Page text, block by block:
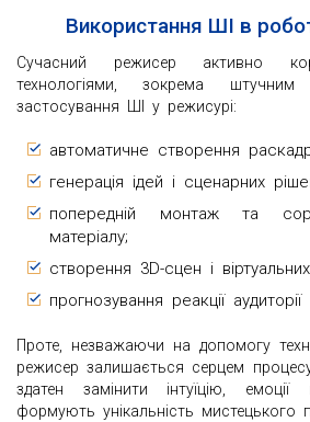
Використання ШІ в
Сучасний режисер активно
технологіями, зокрема штучним
застосування ШІ у режисурі:
автоматичне створення
генерація ідей і сценарних
попередній монтаж та
матеріалу;
створення 3D-сцен і
прогнозування реакції
Проте, незважаючи на допомогу
режисер залишається серцем
здатен замінити інтуїцію, емоції
формують унікальність мистецького